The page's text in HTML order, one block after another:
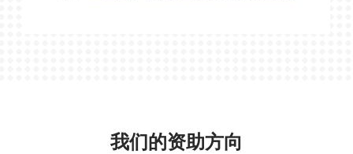
我们的资助方向